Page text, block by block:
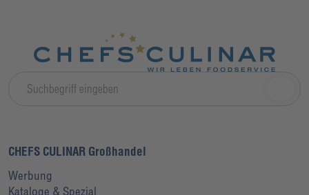
CHEFS CULINAR Großhandel
Werbung
Kataloge & Spezial